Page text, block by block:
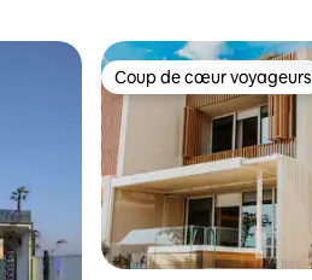
: 4,95 sur 5
Coup de cœur voyageurs
Coup de cœur voyageurs